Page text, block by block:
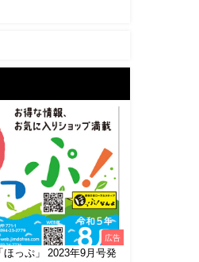
広告
っぷ」 2023年9月号発